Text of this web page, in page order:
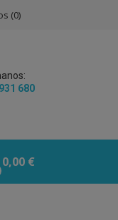
0
680
0,00 €